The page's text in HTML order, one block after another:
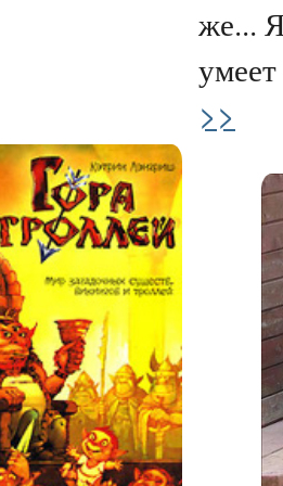
же...
>>